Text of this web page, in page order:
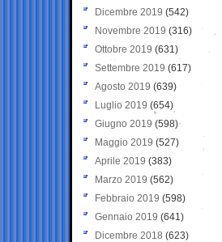
Dicembre 2019 (542)
Novembre 2019 (316)
Ottobre 2019 (631)
Settembre 2019 (617)
Agosto 2019 (639)
Luglio 2019 (654)
Giugno 2019 (598)
Maggio 2019 (527)
Aprile 2019 (383)
Marzo 2019 (562)
Febbraio 2019 (598)
Gennaio 2019 (641)
Dicembre 2018 (623)